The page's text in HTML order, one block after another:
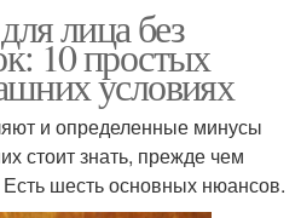
лица без
10 простых
условиях
и определенные минусы
стоит знать, прежде чем
Есть шесть основных нюансов.